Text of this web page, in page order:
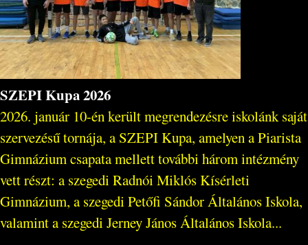
SZEPI Kupa 2026
2026. január 10-én került megrendezésre iskolánk saját
szervezésű tornája, a SZEPI Kupa, amelyen a Piarista
Gimnázium csapata mellett további három intézmény
vett részt: a szegedi Radnói Miklós Kísérleti
Gimnázium, a szegedi Petőfi Sándor Általános Iskola,
valamint a szegedi Jerney János Általános Iskola...